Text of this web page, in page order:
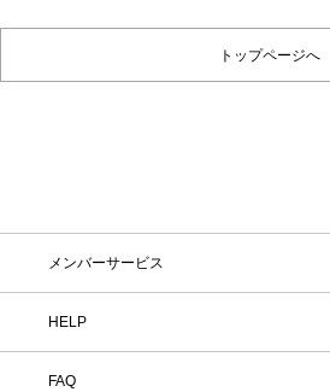
トップページへ
メンバーサービス
HELP
FAQ